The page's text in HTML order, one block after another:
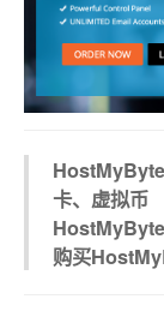
卡、虚拟币
购买